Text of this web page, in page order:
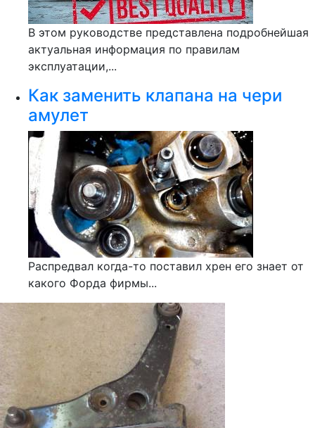
В этом руководстве представлена подробнейшая
актуальная информация по правилам
эксплуатации,...
Как заменить клапана на чери
амулет
Распредвал когда-то поставил хрен его знает от
какого Форда фирмы...